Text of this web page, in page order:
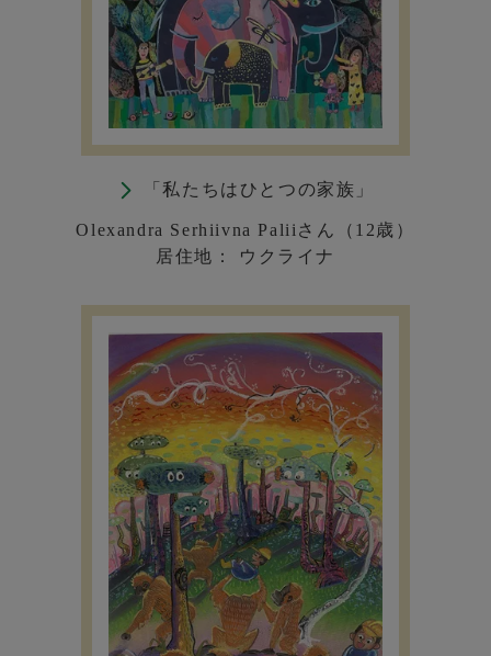
「私たちはひとつの家族」
Olexandra Serhiivna Paliiさん（12歳）
居住地： ウクライナ